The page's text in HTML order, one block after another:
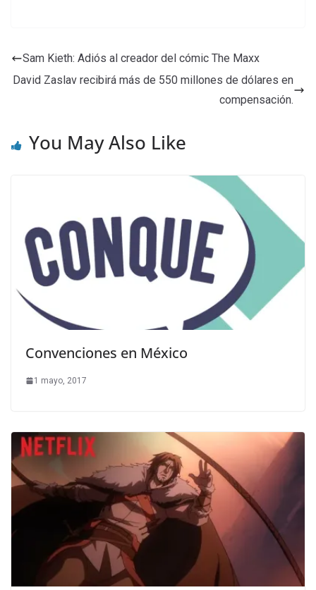
Sam Kieth: Adiós al creador del cómic The Maxx
David Zaslav recibirá más de 550 millones de dólares en
compensación.
You May Also Like
Convenciones en México
1 mayo, 2017